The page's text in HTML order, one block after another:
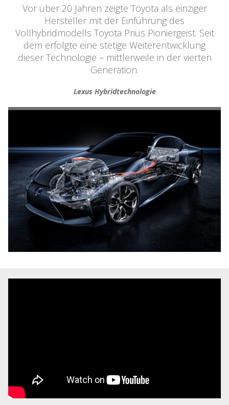
Vor über 20 Jahren zeigte Toyota als einziger
Hersteller mit der Einführung des
Vollhybridmodells Toyota Prius Pioniergeist. Seit
dem erfolgte eine stetige Weiterentwicklung
dieser Technologie – mittlerweile in der vierten
Generation.
Lexus Hybridtechnologie